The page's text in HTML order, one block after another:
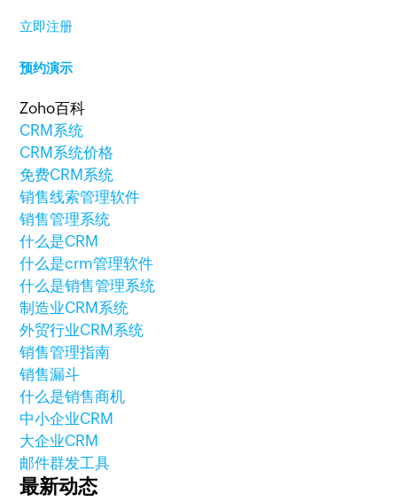
立即注册
预约演示
Zoho百科
CRM系统
CRM系统价格
免费CRM系统
销售线索管理软件
销售管理系统
什么是CRM
什么是crm管理软件
什么是销售管理系统
制造业CRM系统
外贸行业CRM系统
销售管理指南
销售漏斗
什么是销售商机
中小企业CRM
大企业CRM
邮件群发工具
最新动态